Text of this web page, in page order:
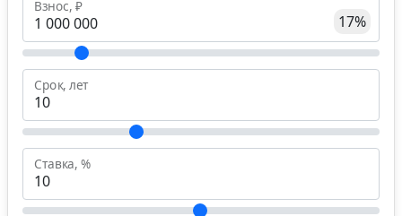
Взнос, ₽
17%
Срок, лет
Ставка, %